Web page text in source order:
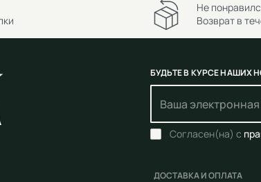
Не
Возврат в
БУДЬТЕ В КУРСЕ НАШИХ
Согласен(на) с
ДОСТАВКА И ОПЛАТА